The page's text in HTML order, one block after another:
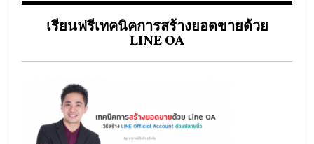
เรียนฟรีเทคนิคการสร้างยอดขายด้วย
LINE OA